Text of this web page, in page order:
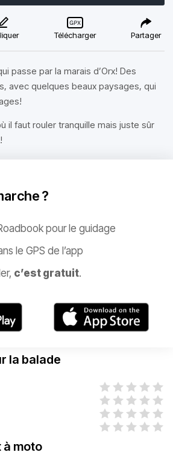
Télécharger Partager
passe par la marais d’Orx! Des
avec quelques beaux paysages, qui
il faut rouler tranquille mais juste sûr
?
pour le guidage
le GPS de l’app
c’est gratuit.
la balade
à moto